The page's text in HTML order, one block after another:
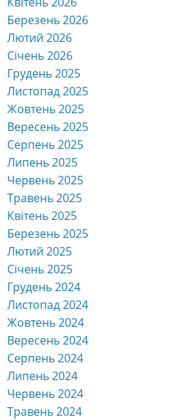
Березень 2026
Лютий 2026
Січень 2026
Грудень 2025
Листопад 2025
Жовтень 2025
Вересень 2025
Серпень 2025
Липень 2025
Червень 2025
Травень 2025
Квітень 2025
Березень 2025
Лютий 2025
Січень 2025
Грудень 2024
Листопад 2024
Жовтень 2024
Вересень 2024
Серпень 2024
Липень 2024
Червень 2024
Травень 2024